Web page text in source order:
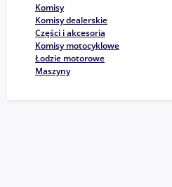
Komisy
Komisy dealerskie
Części i akcesoria
Komisy motocyklowe
Łodzie motorowe
Maszyny